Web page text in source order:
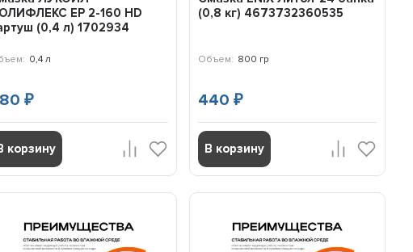
EP 2-160 HD
(0,4 л) 1702934
0,4 л
₽
корзину
(0,8 кг) 4673732360535
Объем: 800 гр
440 ₽
В корзину